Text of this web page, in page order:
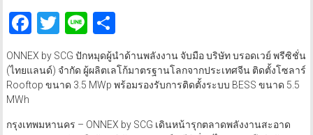
Facebook
Twitter
LineShare
ONNEX by SCG ปักหมุดผู้นำด้านพลังงาน จับมือ บริษัท บรอดเวย์ พรีซิชั่น
(ไทยแลนด์) จำกัด ผู้ผลิตเลโก้มาตรฐานโลกจากประเทศจีน ติดตั้งโซลาร์
Rooftop ขนาด 3.5 MWp พร้อมรองรับการติดตั้งระบบ BESS ขนาด 5.5
MWh
กรุงเทพมหานคร – ONNEX by SCG เดินหน้ารุกตลาดพลังงานสะอาด